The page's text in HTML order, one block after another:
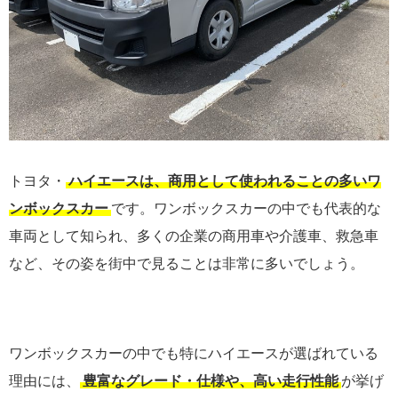
トヨタ・ ハイエースは、商用として使われることの多いワ
ンボックスカー です。ワンボックスカーの中でも代表的な
車両として知られ、多くの企業の商用車や介護車、救急車
など、その姿を街中で見ることは非常に多いでしょう。
ワンボックスカーの中でも特にハイエースが選ばれている
理由には、
豊富なグレード・仕様や、高い走行性能 が挙げ